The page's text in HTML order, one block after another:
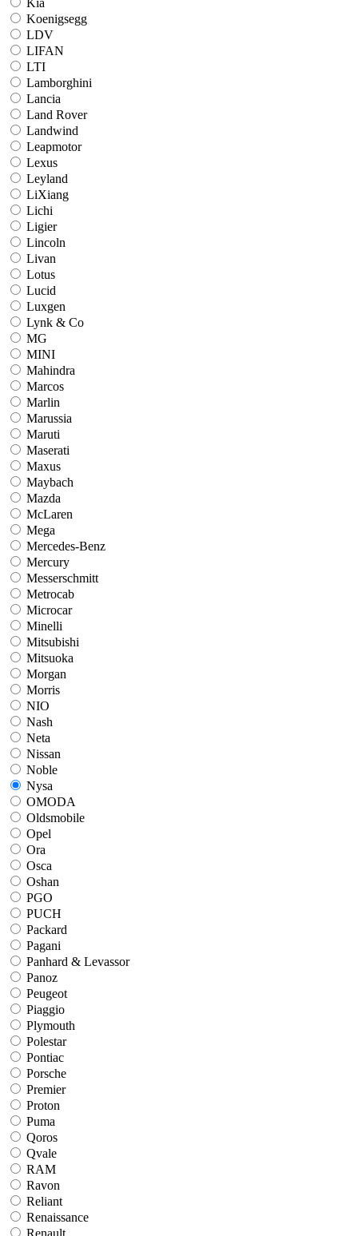
Koenigsegg
LDV
LIFAN
LTI
Lamborghini
Lancia
Land Rover
Landwind
Leapmotor
Lexus
Leyland
LiXiang
Lichi
Ligier
Lincoln
Livan
Lotus
Lucid
Luxgen
Lynk & Co
MG
MINI
Mahindra
Marcos
Marlin
Marussia
Maruti
Maserati
Maxus
Maybach
Mazda
McLaren
Mega
Mercedes-Benz
Mercury
Messerschmitt
Metrocab
Microcar
Minelli
Mitsubishi
Mitsuoka
Morgan
Morris
NIO
Nash
Neta
Nissan
Noble
Nysa
OMODA
Oldsmobile
Opel
Ora
Osca
Oshan
PGO
PUCH
Packard
Pagani
Panhard & Levassor
Panoz
Peugeot
Piaggio
Plymouth
Polestar
Pontiac
Porsche
Premier
Proton
Puma
Qoros
Qvale
RAM
Ravon
Reliant
Renaissance
Renault